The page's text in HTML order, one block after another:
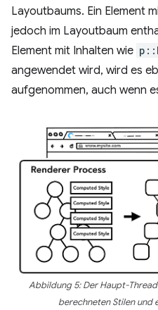
Layoutbaums. Ein Element
jedoch im Layoutbaum
Element mit Inhalten wie
angewendet wird, wird es
aufgenommen, auch wenn
Abbildung 5: Der Haupt-
berechneten Stilen und